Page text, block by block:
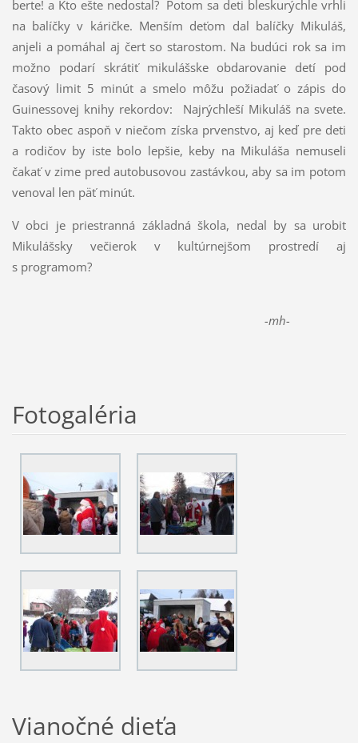
berte! a Kto ešte nedostal? Potom sa deti bleskurýchle vrhli
na balíčky v káričke. Menším deťom dal balíčky Mikuláš,
anjeli a pomáhal aj čert so starostom. Na budúci rok sa im
možno podarí skrátiť mikulášske obdarovanie detí pod
časový limit 5 minút a smelo môžu požiadať o zápis do
Guinessovej knihy rekordov:
Najrýchleší Mikuláš na svete.
Takto obec aspoň v niečom získa prvenstvo, aj keď pre deti
a rodičov by iste bolo lepšie, keby na Mikuláša nemuseli
čakať v zime pred autobusovou zastávkou, aby sa im potom
venoval len päť minút.
V obci je priestranná základná škola, nedal by sa urobiť
Mikulášsky večierok v kultúrnejšom prostredí aj
s programom?
-mh-
Fotogaléria
Vianočné dieťa